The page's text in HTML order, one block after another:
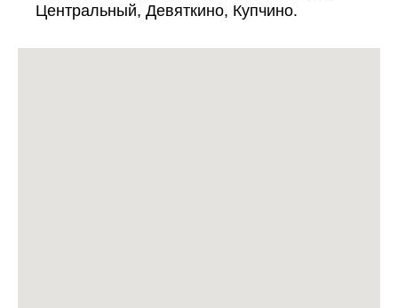
Центральный, Девяткино, Купчино.